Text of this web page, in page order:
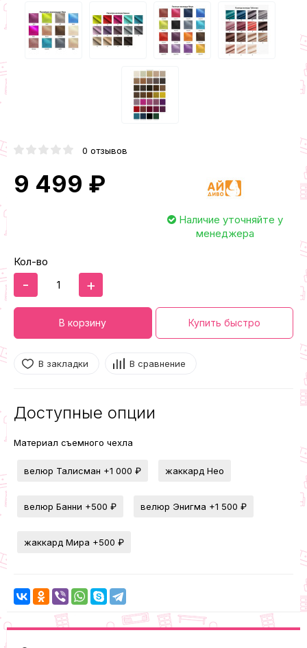
0 отзывов
9 499 ₽
Наличие уточняйте у
менеджера
Кол-во
- +
В корзину Купить быстро
В закладки В сравнение
Доступные опции
Материал съемного чехла
велюр Талисман +1 000 ₽ жаккард Нео
велюр Банни +500 ₽ велюр Энигма +1 500 ₽
жаккард Мира +500 ₽